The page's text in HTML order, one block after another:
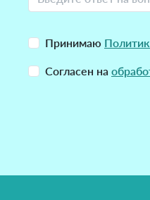
Принимаю
Согласен на